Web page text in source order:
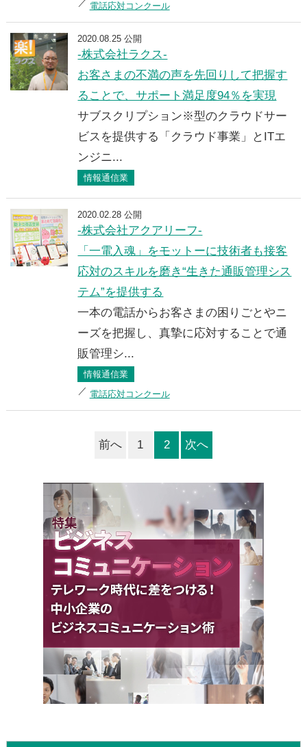
電話応対コンクール
2020.08.25 公開
-株式会社ラクス-
お客さまの不満の声を先回りして把握す
ることで、サポート満足度94％を実現
サブスクリプション※型のクラウドサー
ビスを提供する「クラウド事業」とITエ
ンジニ...
情報通信業
2020.02.28 公開
-株式会社アクアリーフ-
「一電入魂」をモットーに技術者も接客
応対のスキルを磨き“生きた通販管理シス
テム”を提供する
一本の電話からお客さまの困りごとやニ
ーズを把握し、真摯に応対することで通
販管理シ...
情報通信業
電話応対コンクール
前へ 1 2 次へ